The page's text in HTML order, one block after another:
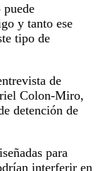
puede
y tanto ese
tipo de
de
Colon-Miro,
detención de
para
interferir en